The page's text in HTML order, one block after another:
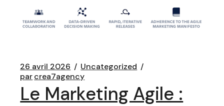
26 avril 2026
Uncategorized
parcrea7agency
Le Marketing Agile :